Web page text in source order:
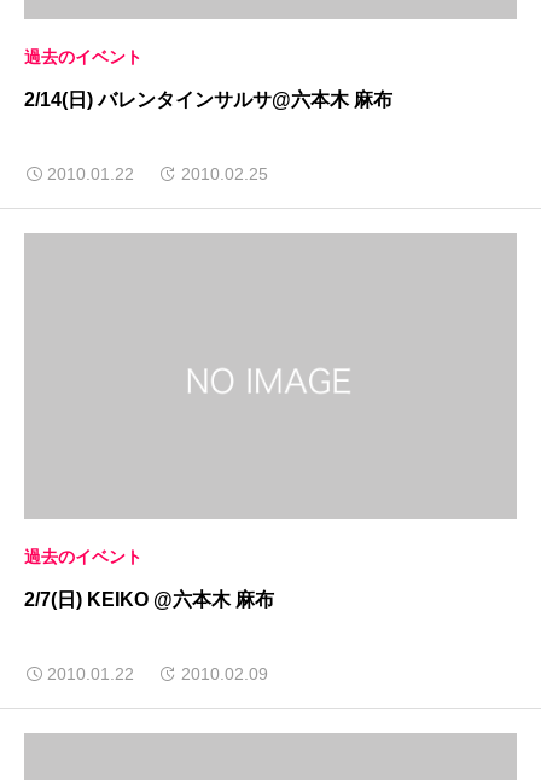
過去のイベント
2/14(日) バレンタインサルサ@六本木 麻布
2010.01.22 2010.02.25
過去のイベント
2/7(日) KEIKO @六本木 麻布
2010.01.22 2010.02.09